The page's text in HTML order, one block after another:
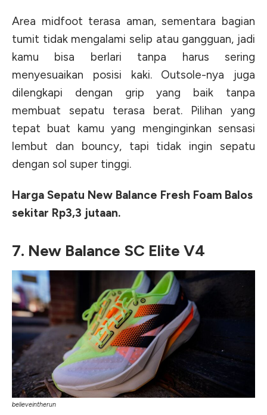
Area midfoot terasa aman, sementara bagian
tumit tidak mengalami selip atau gangguan, jadi
kamu bisa berlari tanpa harus sering
menyesuaikan posisi kaki. Outsole-nya juga
dilengkapi dengan grip yang baik tanpa
membuat sepatu terasa berat. Pilihan yang
tepat buat kamu yang menginginkan sensasi
lembut dan bouncy, tapi tidak ingin sepatu
dengan sol super tinggi.
Harga Sepatu New Balance Fresh Foam Balos
sekitar Rp3,3 jutaan.
7. New Balance SC Elite V4
believeintherun